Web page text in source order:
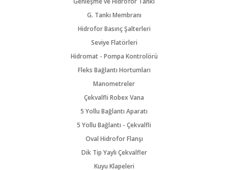
G. Tankı Membranı
Hidrofor Basınç Şalterleri
Seviye Flatörleri
Hidromat - Pompa Kontrolörü
Fleks Bağlantı Hortumları
Manometreler
Çekvalfli Robex Vana
5 Yollu Bağlantı Aparatı
5 Yollu Bağlantı - Çekvalfli
Oval Hidrofor Flanşı
Dik Tip Yaylı Çekvalfler
Kuyu Klapeleri